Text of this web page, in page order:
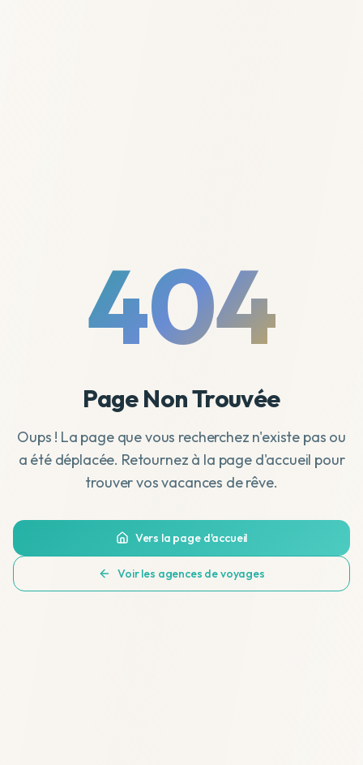
404
Page Non Trouvée
Oups ! La page que vous recherchez n'existe pas ou
a été déplacée. Retournez à la page d'accueil pour
trouver vos vacances de rêve.
Vers la page d'accueil
Voir les agences de voyages